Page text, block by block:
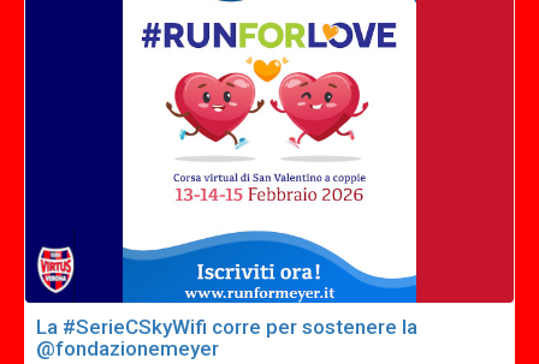
La #SerieCSkyWifi corre per sostenere la
@fondazionemeyer